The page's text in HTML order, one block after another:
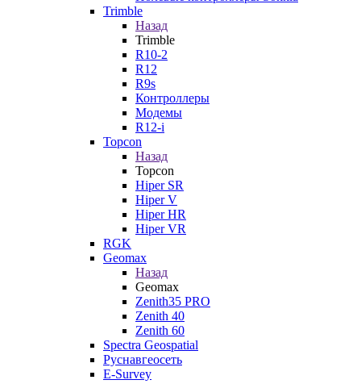
Trimble
Назад
Trimble
R10-2
R12
R9s
Контроллеры
Модемы
R12-i
Topcon
Назад
Topcon
Hiper SR
Hiper V
Hiper HR
Hiper VR
RGK
Geomax
Назад
Geomax
Zenith35 PRO
Zenith 40
Zenith 60
Spectra Geospatial
Руснавгеосеть
E-Survey